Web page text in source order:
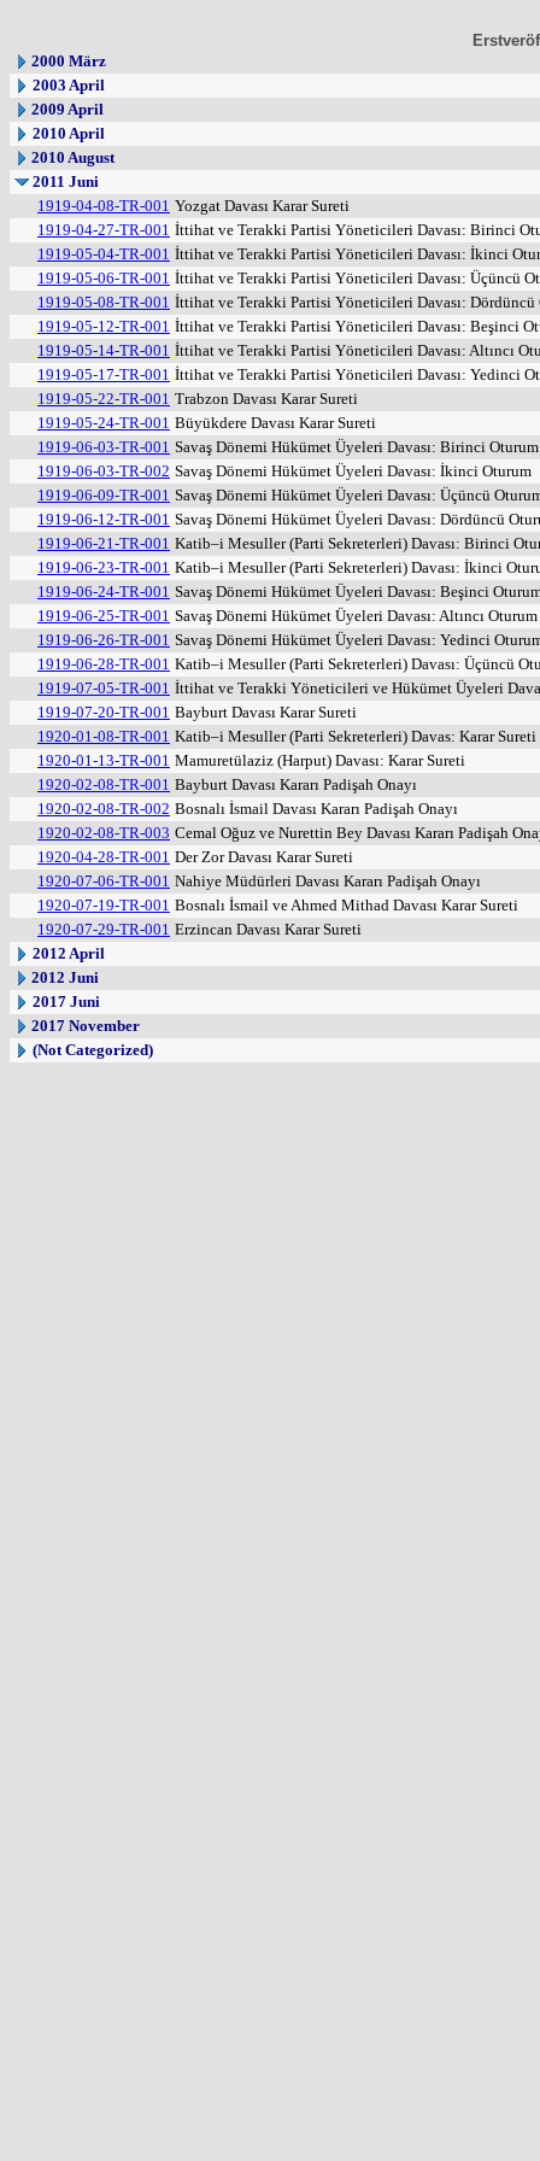
2000 März
2003 April
2009 April
2010 April
2010 August
2011 Juni
1919-04-08-TR-001 Yozgat Davası Karar Sureti
1919-04-27-TR-001 İttihat ve Terakki Partisi Yöneticileri Davası: Birinci
1919-05-04-TR-001 İttihat ve Terakki Partisi Yöneticileri Davası: İkinci
1919-05-06-TR-001 İttihat ve Terakki Partisi Yöneticileri Davası: Üçüncü
1919-05-08-TR-001 İttihat ve Terakki Partisi Yöneticileri Davası: Dördüncü
1919-05-12-TR-001 İttihat ve Terakki Partisi Yöneticileri Davası: Beşinci
1919-05-14-TR-001 İttihat ve Terakki Partisi Yöneticileri Davası: Altıncı
1919-05-17-TR-001 İttihat ve Terakki Partisi Yöneticileri Davası: Yedinci
1919-05-22-TR-001 Trabzon Davası Karar Sureti
1919-05-24-TR-001 Büyükdere Davası Karar Sureti
1919-06-03-TR-001 Savaş Dönemi Hükümet Üyeleri Davası: Birinci Oturum
1919-06-03-TR-002 Savaş Dönemi Hükümet Üyeleri Davası: İkinci Oturum
1919-06-09-TR-001 Savaş Dönemi Hükümet Üyeleri Davası: Üçüncü
1919-06-12-TR-001 Savaş Dönemi Hükümet Üyeleri Davası: Dördüncü
1919-06-21-TR-001 Katib–i Mesuller (Parti Sekreterleri) Davası: Birinci
1919-06-23-TR-001 Katib–i Mesuller (Parti Sekreterleri) Davası: İkinci
1919-06-24-TR-001 Savaş Dönemi Hükümet Üyeleri Davası: Beşinci
1919-06-25-TR-001 Savaş Dönemi Hükümet Üyeleri Davası: Altıncı Oturum
1919-06-26-TR-001 Savaş Dönemi Hükümet Üyeleri Davası: Yedinci
1919-06-28-TR-001 Katib–i Mesuller (Parti Sekreterleri) Davası: Üçüncü
1919-07-05-TR-001 İttihat ve Terakki Yöneticileri ve Hükümet Üyeleri
1919-07-20-TR-001 Bayburt Davası Karar Sureti
1920-01-08-TR-001 Katib–i Mesuller (Parti Sekreterleri) Davas: Karar Sureti
1920-01-13-TR-001 Mamuretülaziz (Harput) Davası: Karar Sureti
1920-02-08-TR-001 Bayburt Davası Kararı Padişah Onayı
1920-02-08-TR-002 Bosnalı İsmail Davası Kararı Padişah Onayı
1920-02-08-TR-003 Cemal Oğuz ve Nurettin Bey Davası Kararı Padişah
1920-04-28-TR-001 Der Zor Davası Karar Sureti
1920-07-06-TR-001 Nahiye Müdürleri Davası Kararı Padişah Onayı
1920-07-19-TR-001 Bosnalı İsmail ve Ahmed Mithad Davası Karar Sureti
1920-07-29-TR-001 Erzincan Davası Karar Sureti
2012 April
2012 Juni
2017 Juni
2017 November
(Not Categorized)